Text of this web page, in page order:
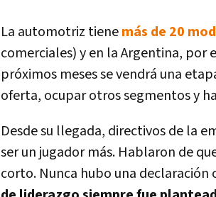
La automotriz tienemás de 20
comerciales) y en la Argentina,
próximos meses se vendrá una
oferta, ocupar otros segmentos y
Desde su llegada, directivos de la
ser un jugador más. Hablaron de
corto. Nunca hubo una